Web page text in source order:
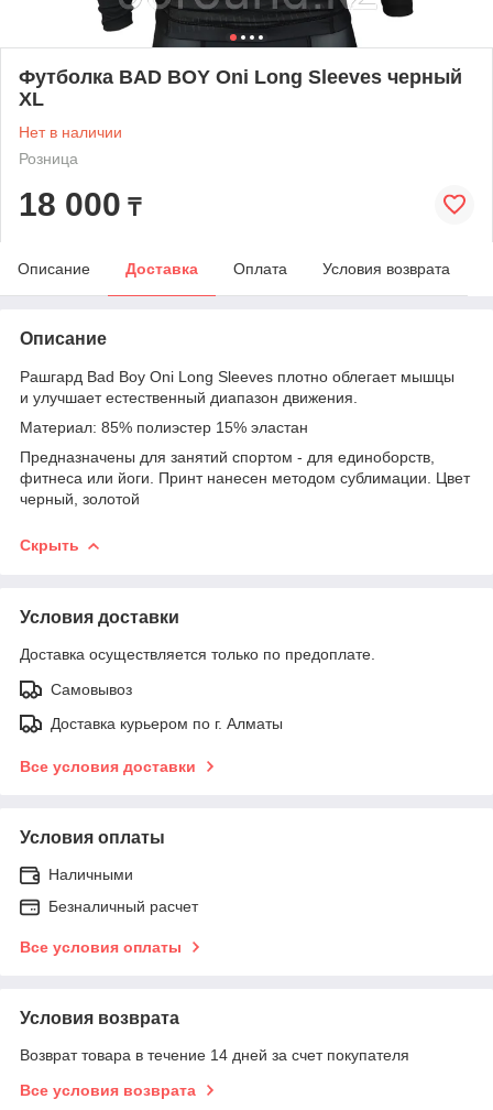
Футболка BAD BOY Oni Long Sleeves черный
XL
Нет в наличии
Розница
18 000 ₸
Описание Доставка Оплата Условия возврата
Описание
Рашгард Bad Boy Oni Long Sleeves плотно облегает мышцы
и улучшает естественный диапазон движения.
Материал: 85% полиэстер 15% эластан
Предназначены для занятий спортом - для единоборств,
фитнеса или йоги. Принт нанесен методом сублимации. Цвет
черный, золотой
Скрыть
Условия доставки
Доставка осуществляется только по предоплате.
Самовывоз
Доставка курьером по г. Алматы
Все условия доставки
Условия оплаты
Наличными
Безналичный расчет
Все условия оплаты
Условия возврата
Возврат товара в течение 14 дней за счет покупателя
Все условия возврата